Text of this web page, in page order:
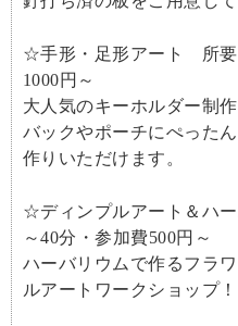
☆手形・足形アート 所要
1000円～
大人気のキーホルダー制作
バックやポーチにぺった
作りいただけます。
☆ディンプルアート＆ハ
～40分・参加費500円～
ハーバリウムで作るフラ
ルアートワークショップ！